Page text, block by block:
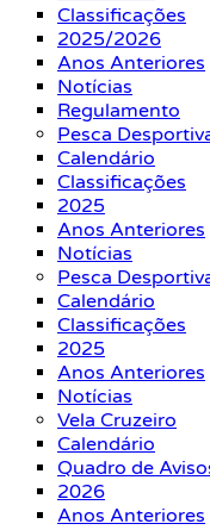
Classificações
2025/2026
Anos Anteriores
Notícias
Regulamento
Pesca
Calendário
Classificações
2025
Anos Anteriores
Notícias
Pesca
Calendário
Classificações
2025
Anos Anteriores
Notícias
Vela Cruzeiro
Calendário
Quadro de
2026
Anos Anteriores